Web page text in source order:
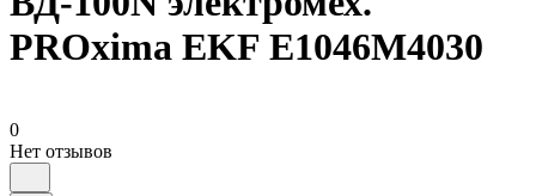
PROxima EKF E1046M4030
0
Нет отзывов